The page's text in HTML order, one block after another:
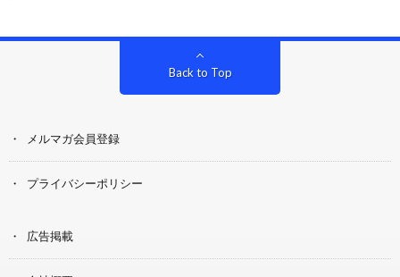
Back to Top
メルマガ会員登録
プライバシーポリシー
広告掲載